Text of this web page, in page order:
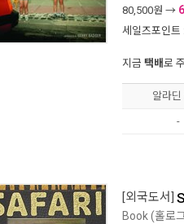
80,500원 →
세일즈포인트
지금 택배로
알라딘
-
[외국도서]
Book (홀로